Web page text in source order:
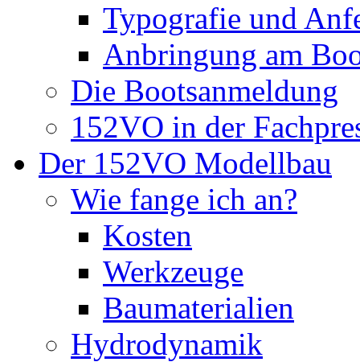
Typografie und
Anbringung am
Die Bootsanmeldung
152VO in der
Der 152VO Modellbau
Wie fange ich an?
Kosten
Werkzeuge
Baumaterialien
Hydrodynamik